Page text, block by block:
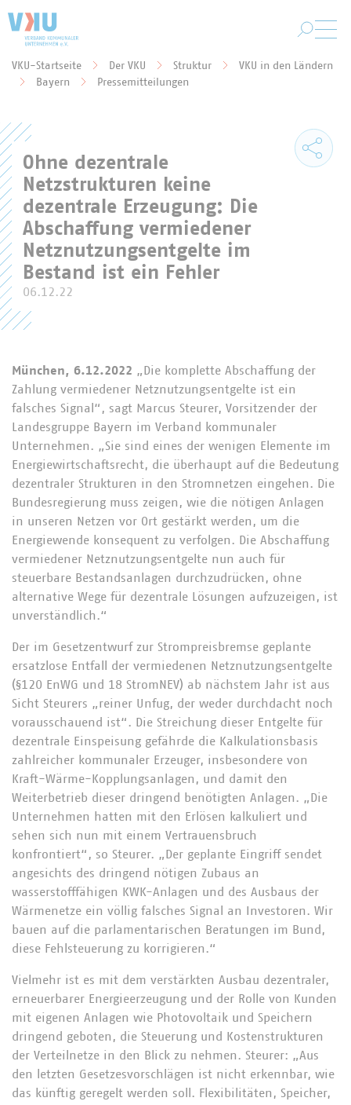
Sie befinden sich hier:
VKU-Startseite Der VKU Struktur
VKU in den Ländern
Bayern
Pressemitteilungen
Ohne dezentrale
Netzstrukturen keine
dezentrale Erzeugung: Die
Abschaffung vermiedener
Netznutzungsentgelte im
Bestand ist ein Fehler
06.12.22
München, 6.12.2022 „Die komplette Abschaffung der
Zahlung vermiedener Netznutzungsentgelte ist ein
falsches Signal“, sagt Marcus Steurer, Vorsitzender der
Landesgruppe Bayern im Verband kommunaler
Unternehmen. „Sie sind eines der wenigen Elemente im
Energiewirtschaftsrecht, die überhaupt auf die Bedeutung
dezentraler Strukturen in den Stromnetzen eingehen. Die
Bundesregierung muss zeigen, wie die nötigen Anlagen
in unseren Netzen vor Ort gestärkt werden, um die
Energiewende konsequent zu verfolgen. Die Abschaffung
vermiedener Netznutzungsentgelte nun auch für
steuerbare Bestandsanlagen durchzudrücken, ohne
alternative Wege für dezentrale Lösungen aufzuzeigen, ist
unverständlich.“
Der im Gesetzentwurf zur Strompreisbremse geplante
ersatzlose Entfall der vermiedenen Netznutzungsentgelte
(§120 EnWG und 18 StromNEV) ab nächstem Jahr ist aus
Sicht Steurers „reiner Unfug, der weder durchdacht noch
vorausschauend ist“. Die Streichung dieser Entgelte für
dezentrale Einspeisung gefährde die Kalkulationsbasis
zahlreicher kommunaler Erzeuger, insbesondere von
Kraft-Wärme-Kopplungsanlagen, und damit den
Weiterbetrieb dieser dringend benötigten Anlagen. „Die
Unternehmen hatten mit den Erlösen kalkuliert und
sehen sich nun mit einem Vertrauensbruch
konfrontiert“, so Steurer. „Der geplante Eingriff sendet
angesichts des dringend nötigen Zubaus an
wasserstofffähigen KWK-Anlagen und des Ausbaus der
Wärmenetze ein völlig falsches Signal an Investoren. Wir
bauen auf die parlamentarischen Beratungen im Bund,
diese Fehlsteuerung zu korrigieren.“
Vielmehr ist es mit dem verstärkten Ausbau dezentraler,
erneuerbarer Energieerzeugung und der Rolle von Kunden
mit eigenen Anlagen wie Photovoltaik und Speichern
dringend geboten, die Steuerung und Kostenstrukturen
der Verteilnetze in den Blick zu nehmen. Steurer: „Aus
den letzten Gesetzesvorschlägen ist nicht erkennbar, wie
das künftig geregelt werden soll. Flexibilitäten, Speicher,